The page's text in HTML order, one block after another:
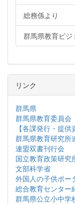
総務係より
群馬県教育ビジ
リンク
群馬県
群馬県教育委員会
【各課発行・提供
群馬県教育研究所
連盟双書刊行会
国立教育政策研究
文部科学省
外国人の子供ポー
総合教育センター
群馬県公立小中学